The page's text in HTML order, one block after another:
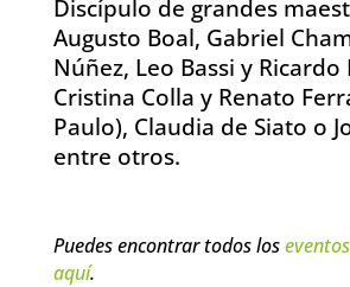
Discípulo de grandes
Augusto Boal, Gabriel
Núñez, Leo Bassi y Ricardo
Cristina Colla y Renato
Paulo), Claudia de Siato o
entre otros.
Puedes encontrar todos los
aquí.